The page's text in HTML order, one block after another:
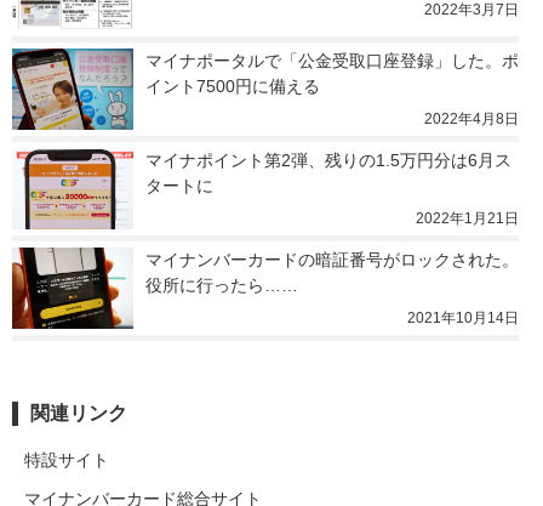
2022年3月7日
マイナポータルで「公金受取口座登録」した。ポ
イント7500円に備える
2022年4月8日
マイナポイント第2弾、残りの1.5万円分は6月ス
タートに
2022年1月21日
マイナンバーカードの暗証番号がロックされた。
役所に行ったら……
2021年10月14日
関連リンク
特設サイト
マイナンバーカード総合サイト